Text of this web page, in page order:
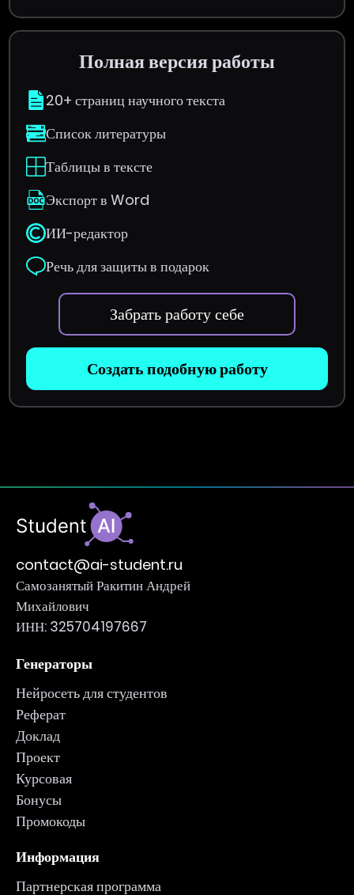
Полная версия работы
20+ страниц научного текста
Список литературы
Таблицы в тексте
Экспорт в Word
ИИ-редактор
Речь для защиты в подарок
Забрать работу себе
Создать подобную работу
contact@ai-student.ru
Самозанятый Ракитин Андрей
Михайлович
ИНН: 325704197667
Генераторы
Нейросеть для студентов
Реферат
Доклад
Проект
Курсовая
Бонусы
Промокоды
Информация
Партнерская программа